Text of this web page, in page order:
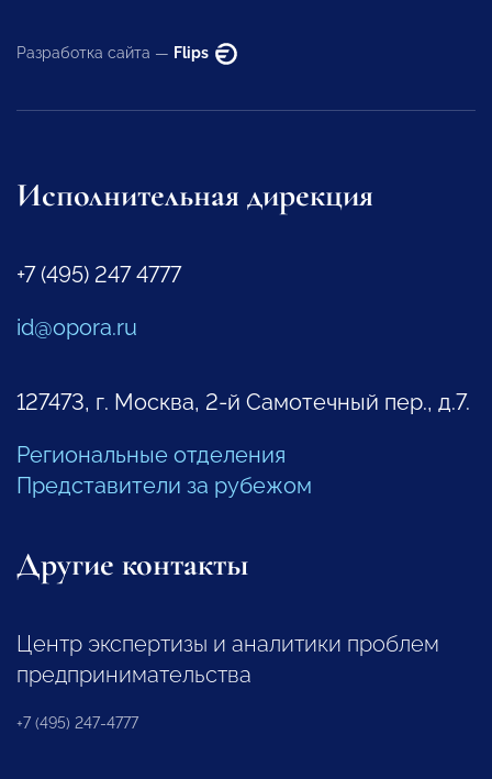
Разработка сайта — Flips
Исполнительная дирекция
+7 (495) 247 4777
id@opora.ru
127473, г. Москва, 2-й Самотечный пер., д.7.
Региональные отделения
Представители за рубежом
Другие контакты
Центр экспертизы и аналитики проблем
предпринимательства
+7 (495) 247-4777